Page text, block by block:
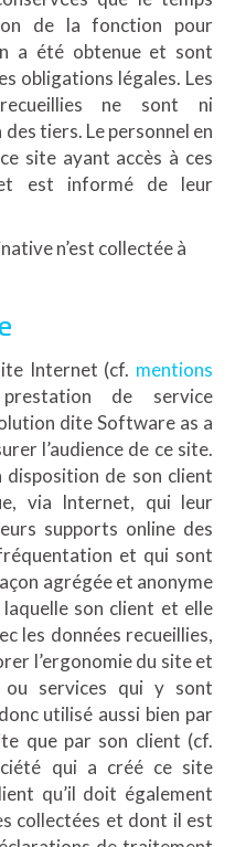
de la fonction pour
a été obtenue et sont
obligations légales. Les
recueillies ne sont ni
tiers. Le personnel en
site ayant accès à ces
est informé de leur
n’est collectée à
Internet (cf. mentions
de service
dite Software as a
l’audience de ce site.
de son client
via Internet, qui leur
supports online des
et qui sont
agrégée et anonyme
son client et elle
les données recueillies,
l’ergonomie du site et
services qui y sont
utilisé aussi bien par
que par son client (cf.
qui a créé ce site
qu’il doit également
collectées et dont il est